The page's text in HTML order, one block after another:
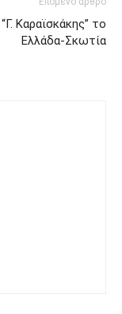
Καραϊσκάκης” το
Ελλάδα-Σκωτία